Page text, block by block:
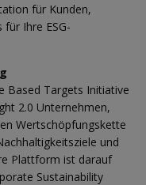
für Kunden,
Ihre ESG-
Based Targets Initiative
2.0 Unternehmen,
Wertschöpfungskette
und
Plattform ist darauf
Sustainability